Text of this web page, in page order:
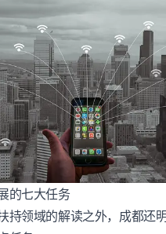
的七大任务
持领域的解读之外，成都还